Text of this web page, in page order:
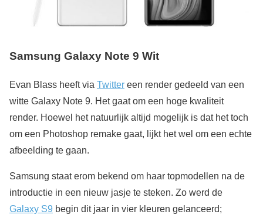
Samsung Galaxy Note 9 Wit
Evan Blass heeft via Twitter een render gedeeld van een
witte Galaxy Note 9. Het gaat om een hoge kwaliteit
render. Hoewel het natuurlijk altijd mogelijk is dat het toch
om een Photoshop remake gaat, lijkt het wel om een echte
afbeelding te gaan.
Samsung staat erom bekend om haar topmodellen na de
introductie in een nieuw jasje te steken. Zo werd de
Galaxy S9 begin dit jaar in vier kleuren gelanceerd;